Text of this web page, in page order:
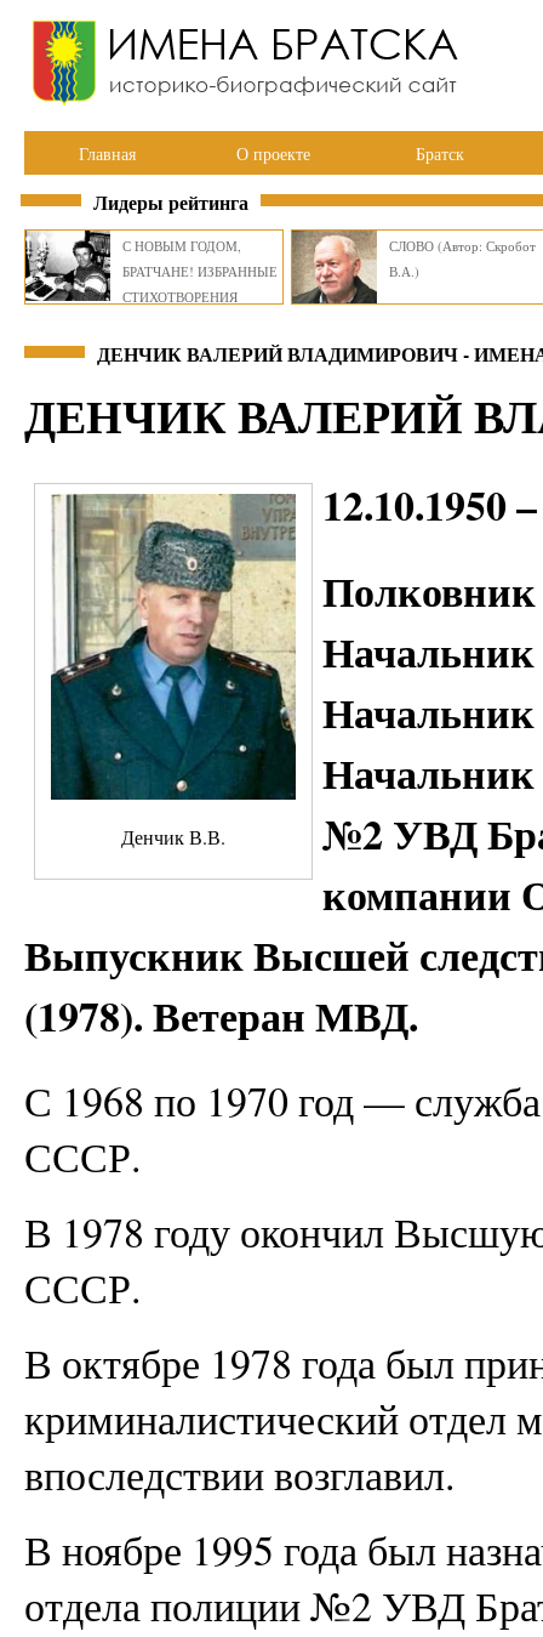
Главная О проекте Братск
Лидеры рейтинга
С НОВЫМ ГОДОМ,
БРАТЧАНЕ! ИЗБРАННЫЕ
СТИХОТВОРЕНИЯ
СЛОВО (Автор: Скробот
В.А.)
ДЕНЧИК ВАЛЕРИЙ ВЛАДИМИРОВИЧ -
ДЕНЧИК ВАЛЕРИЙ
Денчик В.В.
12.10.1950
Полковник
Начальник
Начальник
Начальник
№2 УВД
компании
Выпускник Высшей
(1978). Ветеран МВД.
С 1968 по 1970 год —
СССР.
В 1978 году окончил
СССР.
В октябре 1978 года был
криминалистический отдел
впоследствии возглавил.
В ноябре 1995 года был
отдела полиции №2 УВД